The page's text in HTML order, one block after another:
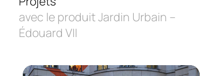
avec le produit Jardin Urbain –
Édouard VII